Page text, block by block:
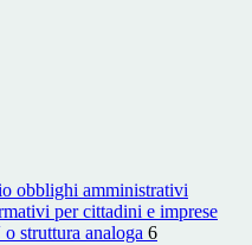
obblighi amministrativi
per cittadini e imprese
struttura analoga 6